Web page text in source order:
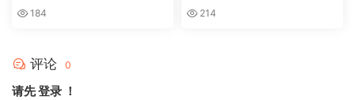
184 214
评论 0
请先登录 ！